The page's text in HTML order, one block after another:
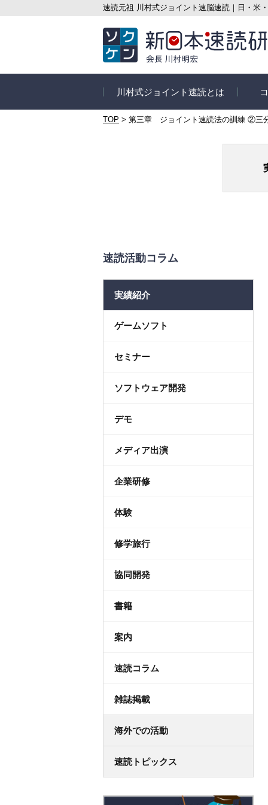
速読元祖 川村式ジョイント速脳速読｜日・米
川村式ジョイント速読とは
速読とは コー
TOP > 第三章 ジョイント速読法の訓練 ②三
速読活動コラム
実績紹介
ゲームソフト
セミナー
ソフトウェア開発
デモ
メディア出演
企業研修
体験
修学旅行
協同開発
書籍
案内
速読コラム
雑誌掲載
海外での活動
速読トピックス